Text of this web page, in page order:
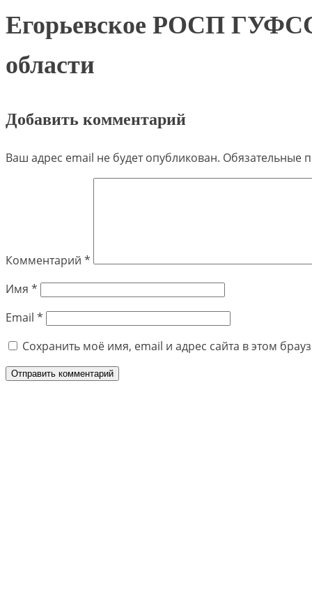
Егорьевское РОСП
области
Добавить комментарий
Ваш адрес email не будет опубликован. Обязательные
Комментарий *
Имя *
Email *
Сохранить моё имя, email и адрес сайта в этом